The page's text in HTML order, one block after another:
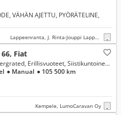
VÄHÄN AJETTU, PYÖRÄTELINE,
Lappeenranta, J. Rinta-Jouppi Lappeenranta
Fiat
2.3, Semi-Intergrated, Erillisvuoteet, Siistikuntoinen, Aurinkopaneeli + Invertteri
● Manual ● 105 500 km
Kempele, LumoCaravan Oy